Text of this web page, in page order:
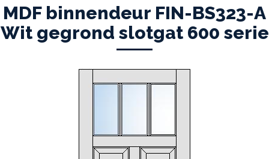
MDF binnendeur FIN-BS323-A
Wit gegrond slotgat 600 serie